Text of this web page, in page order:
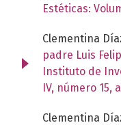
Estéticas:
Clementina
padre Luis
Instituto de
IV, número 15,
Clementina